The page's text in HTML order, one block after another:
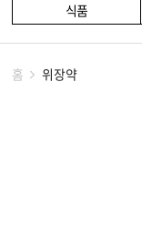
식품
홈 위장약